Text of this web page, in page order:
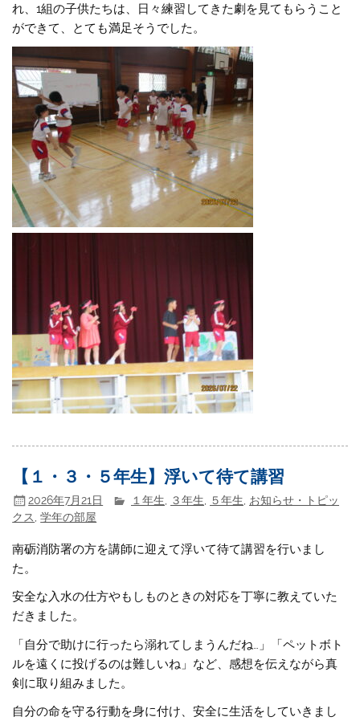
れ、1組の子供たちは、日々練習してきた劇を見てもらうこと
ができて、とても満足そうでした。
【１・３・５年生】浮いて待て講習
2026年7月21日 １年生 ３年生 ５年生 お知らせ・トピッ
クス,学年の部屋
南砺消防署の方を講師に迎えて浮いて待て講習を行いまし
た。
安全な入水の仕方やもしものときの対応を丁寧に教えていた
だきました。
「自分で助けに行ったら溺れてしまうんだね…」「ペットボト
ルを遠くに投げるのは難しいね」など、感想を伝えながら真
剣に取り組みました。
自分の命を守る行動を身に付け、安全に生活をしていきまし